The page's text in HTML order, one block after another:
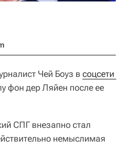
Чей Боуз в
фон дер Ляйен после ее
СПГ внезапно стал
немыслимая